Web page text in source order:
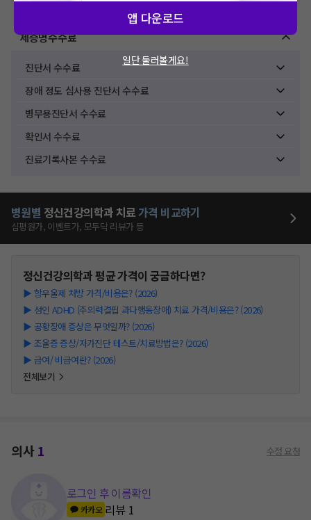
제증명수수료
진단서 수수료
장애 정도 심사용 진단서 수수료
병무용진단서 수수료
확인서 수수료
진료기록사본 수수료
병원별 정신건강의학과 치료가격 비교하기
심평원가, 이벤트가, 모두닥 리뷰가 등
정신건강의학과평균 가격이 궁금하다면?
▶ 항우울제 처방 가격/비용은? (2026)
▶ 성인 ADHD (주의력결핍 과다행동장애) 치료 가격/비용은? (2026)
▶ 공황장애 증상은 무엇일까? (2026)
▶ 조울증 증상/자가진단 테스트/치료방법은? (2026)
▶ 급여/ 비급여란? (2026)
전체보기
의사1 수정 요청
로그인 후 이름확인
카카오 리뷰 1
앱 다운로드
일단 둘러볼게요!